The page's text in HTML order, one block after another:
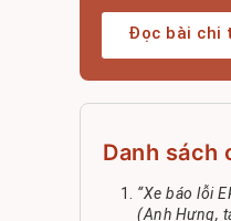
Đọc bài chi
Danh sách
“Xe báo lỗi
(Anh Hưng,